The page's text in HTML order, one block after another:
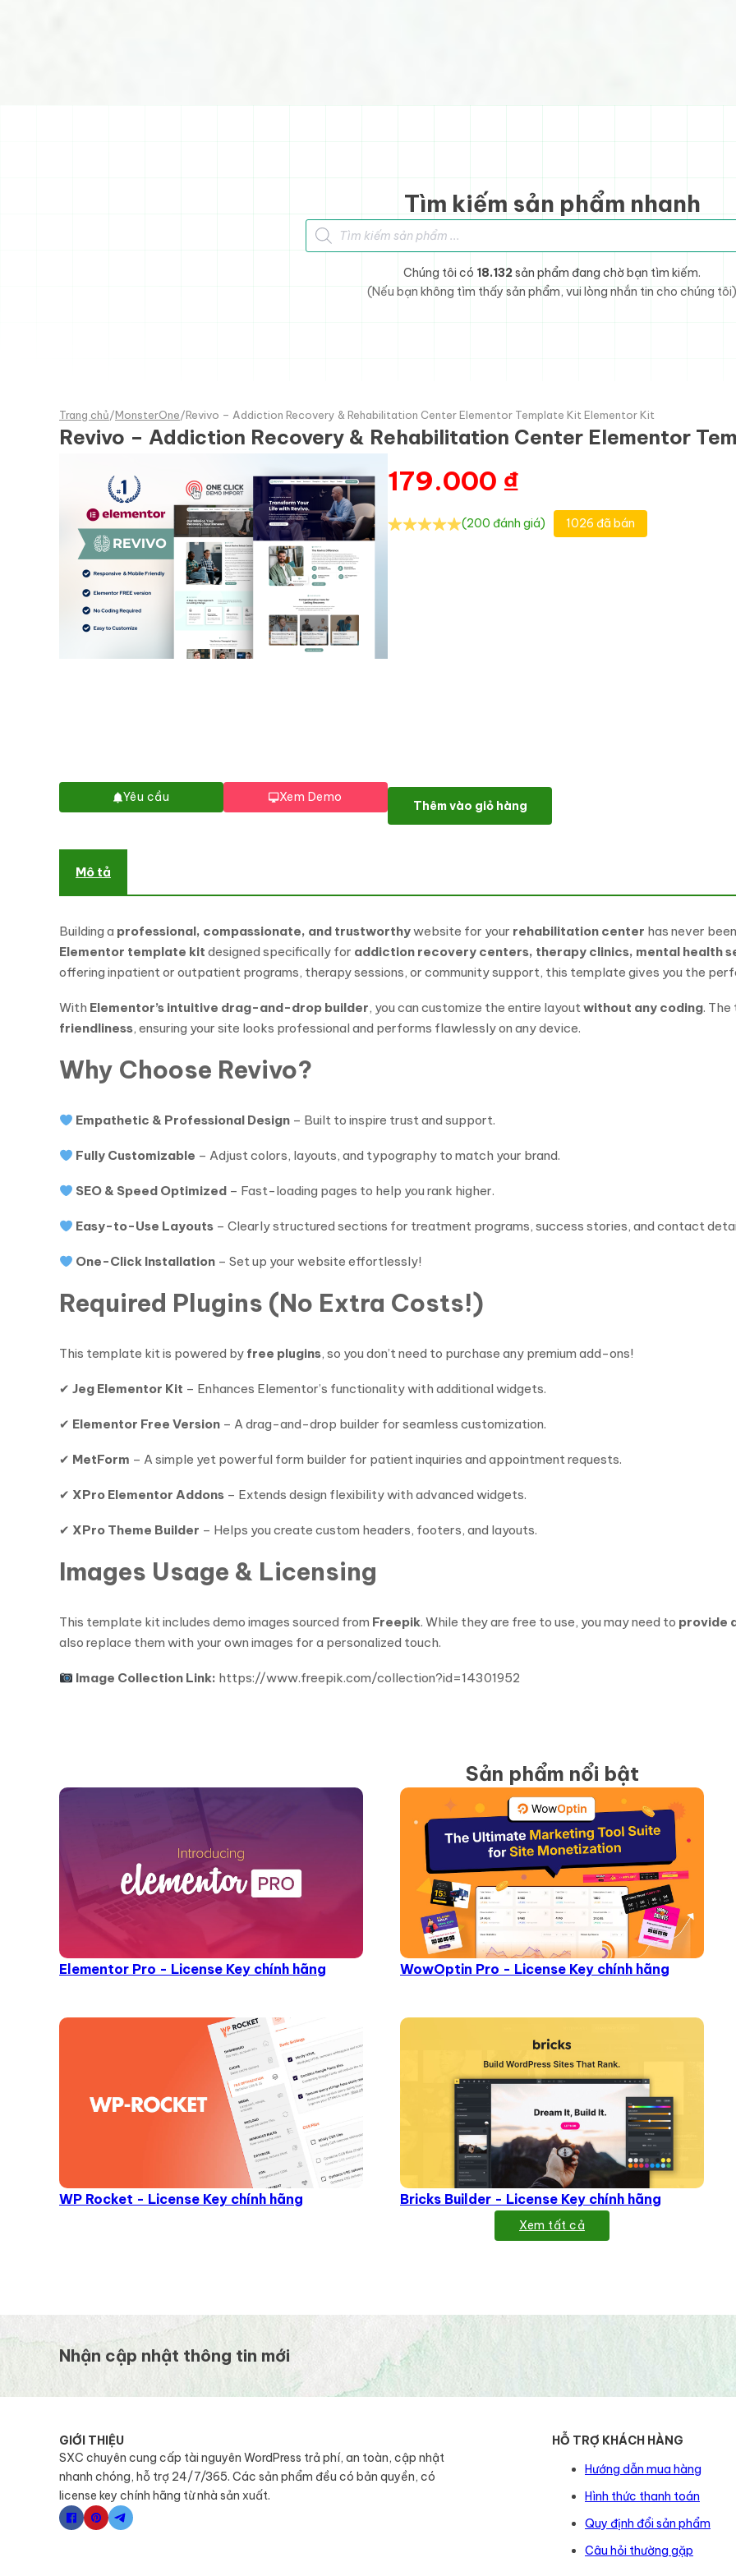
Tìm kiếm sản phẩm nhanh
Tìm kiếm sản phẩm
Chúng tôi có 18.132 sản phẩm đang chờ bạn tìm kiếm.
(Nếu bạn không tìm thấy sản phẩm, vui lòng nhắn tin cho chúng tôi)
Trang chủ/MonsterOne/Revivo – Addiction Recovery & Rehabilitation Center Elementor Template Kit Elementor Kit
Revivo – Addiction Recovery & Rehabilitation Center Elementor
Yêu cầu Xem Demo
179.000 ₫
(200 đánh giá) 1026 đã bán
Revivo – Addiction Recovery & Rehabilitation Center
Thêm vào giỏ hàng
Mô tả
Building a professional, compassionate, and trustworthywebsite for your rehabilitation center has never
Elementor template kit designed specifically for addiction recovery centers, therapy clinics, mental health
offering inpatient or outpatient programs, therapy sessions, or community support, this template gives you the
With Elementor’s intuitive drag-and-drop builder, you can customize the entire layoutwithout any coding.
friendliness, ensuring your site looks professional and performs flawlessly on any device.
Why Choose Revivo?
Empathetic & Professional Design – Built to inspire trust and support.
Fully Customizable – Adjust colors, layouts, and typography to match your brand.
SEO & Speed Optimized – Fast-loading pages to help you rank higher.
Easy-to-Use Layouts – Clearly structured sections for treatment programs, success stories, and contact
One-Click Installation – Set up your website effortlessly!
Required Plugins (No Extra Costs!)
This template kit is powered by free plugins, so you don’t need to purchase any premium add-ons!
✔ Jeg Elementor Kit – Enhances Elementor’s functionality with additional widgets.
✔ Elementor Free Version – A drag-and-drop builder for seamless customization.
✔ MetForm – A simple yet powerful form builder for patient inquiries and appointment requests.
✔ XPro Elementor Addons – Extends design flexibility with advanced widgets.
✔ XPro Theme Builder – Helps you create custom headers, footers, and layouts.
Images Usage & Licensing
This template kit includes demo images sourced from Freepik. While they are free to use, you may need to provide
also replace them with your own images for a personalized touch.
Image Collection Link: https://www.freepik.com/collection?id=14301952
Sản phẩm nổi bật
Elementor Pro - License Key chính hãng WowOptin Pro - License Key chính hãng
WP Rocket - License Key chính hãng Bricks Builder - License Key chính hãng
Xem tất cả
Nhận cập nhật thông tin mới
GIỚI THIỆU
SXC chuyên cung cấp tài nguyên WordPress trả phí, an toàn, cập nhật
nhanh chóng, hỗ trợ 24/7/365. Các sản phẩm đều có bản quyền, có
license key chính hãng từ nhà sản xuất.
HỖ TRỢ KHÁCH HÀNG
Hướng dẫn mua hàng
Hình thức thanh toán
Quy định đổi sản phẩm
Câu hỏi thường gặp